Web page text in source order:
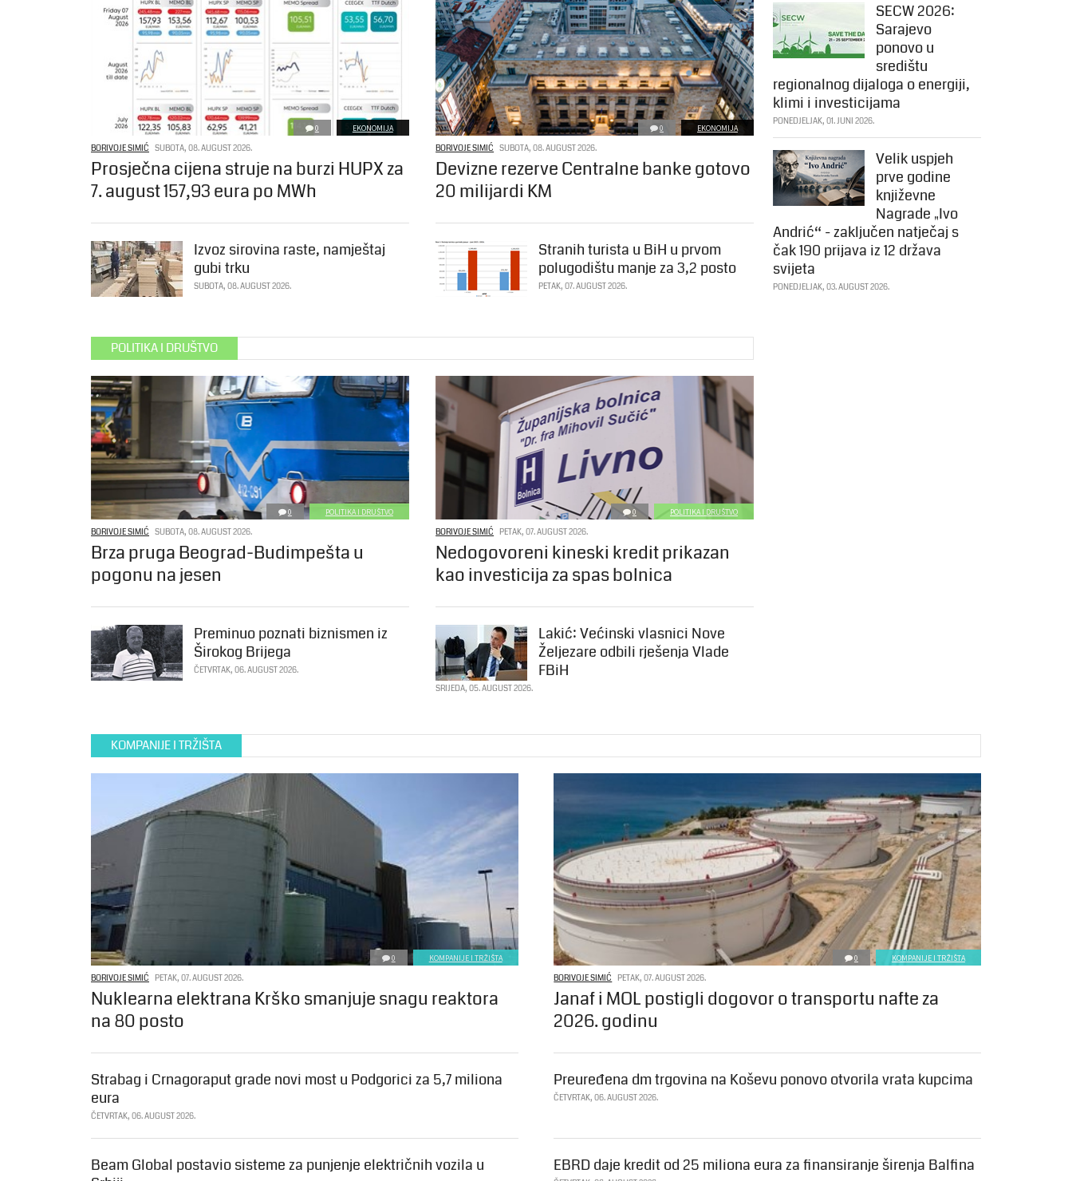
0 EKONOMIJA
BORIVOJE SIMIĆ SUBOTA, 08. AUGUST 2026.
Prosječna cijena struje na burzi HUPX za
7. august 157,93 eura po MWh
0 EKONOMIJA
BORIVOJE SIMIĆ SUBOTA, 08. AUGUST 2026.
Devizne rezerve Centralne banke gotovo
20 milijardi KM
Izvoz sirovina raste, namještaj
gubi trku
SUBOTA, 08. AUGUST 2026.
Stranih turista u BiH u prvom
polugodištu manje za 3,2 posto
PETAK, 07. AUGUST 2026.
POLITIKA I DRUŠTVO
0 POLITIKA I DRUŠTVO
BORIVOJE SIMIĆ SUBOTA, 08. AUGUST 2026.
Brza pruga Beograd-Budimpešta u
pogonu na jesen
0 POLITIKA I DRUŠTVO
BORIVOJE SIMIĆ PETAK, 07. AUGUST 2026.
Nedogovoreni kineski kredit prikazan
kao investicija za spas bolnica
Preminuo poznati biznismen iz
Širokog Brijega
ČETVRTAK, 06. AUGUST 2026.
Lakić: Većinski vlasnici Nove
Željezare odbili rješenja Vlade
FBiH
SRIJEDA, 05. AUGUST 2026.
SECW 2026:
Sarajevo
ponovo u
središtu
regionalnog dijaloga o energiji,
klimi i investicijama
PONEDJELJAK, 01. JUNI 2026.
Velik uspjeh
prve godine
književne
Nagrade „Ivo
Andrić“ - zaključen natječaj s
čak 190 prijava iz 12 država
svijeta
PONEDJELJAK, 03. AUGUST 2026.
KOMPANIJE I TRŽIŠTA
0 KOMPANIJE I TRŽIŠTA
BORIVOJE SIMIĆ PETAK, 07. AUGUST 2026.
Nuklearna elektrana Krško smanjuje snagu reaktora
na 80 posto
0 KOMPANIJE I TRŽIŠTA
BORIVOJE SIMIĆ PETAK, 07. AUGUST 2026.
Janaf i MOL postigli dogovor o transportu nafte za
2026. godinu
Strabag i Crnagoraput grade novi most u Podgorici za 5,7 miliona
eura
ČETVRTAK, 06. AUGUST 2026.
Preuređena dm trgovina na Koševu ponovo otvorila vrata kupcima
ČETVRTAK, 06. AUGUST 2026.
Beam Global postavio sisteme za punjenje električnih vozila u
EBRD daje kredit od 25 miliona eura za finansiranje širenja Balfina